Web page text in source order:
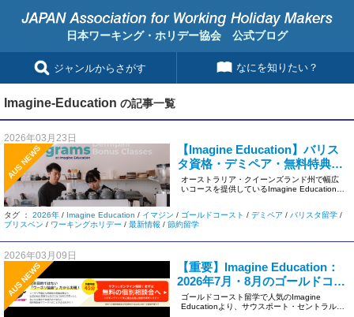
日本ワーキング・ホリデー協会 公式ブログ
ジャンルからさがす なにを知りたい？
Imagine-Education の記事一覧
2026年03月23日
AUS NEWS
【Imagine Education】バリス
タ資格・デミペア・無料特典ク
ラス！オーストラリア生活を充
実させる3つの最新プログラム
オーストラリア・クイーンズランド州で幅広
いコースを提供しているImagine Educationよ
タグ ： 2026年 / Imagine Education / イマジン / ゴールドコースト / デミペア / バリスタ留学 /
ブリスベン / ワーキングホリデー / 最新情報 / 節約留学
2026年03月09日
AUS NEWS
【重要】Imagine Education：
2026年7月・8月のゴールドコー
スト校「午前クラス」満席のお
知らせ
ゴールドコースト留学で人気のImagine
Educationより、サウスポート・セントラル校